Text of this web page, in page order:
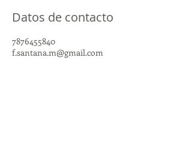
Datos de contacto
7876455840
f.santana.m@gmail.com